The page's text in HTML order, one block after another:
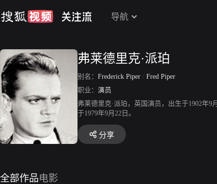
导航
弗莱德里克·派珀
别名： Frederick Piper / Fred Piper
职业： 演员
弗莱德里克·派珀，英国演员，出生于1902年9
于1979年9月22日。
分享
全部作品电影